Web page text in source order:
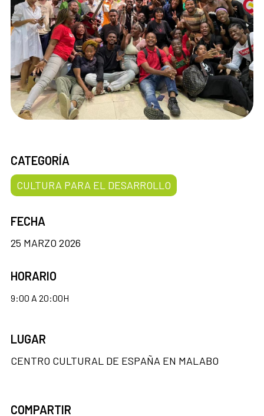
CATEGORÍA
CULTURA PARA EL DESARROLLO
FECHA
25 MARZO 2026
HORARIO
9:00 A 20:00H
LUGAR
CENTRO CULTURAL DE ESPAÑA EN MALABO
COMPARTIR